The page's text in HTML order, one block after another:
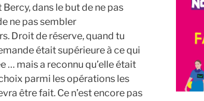
dans le but de ne pas
ne pas sembler
Droit de réserve, quand tu
était supérieure à ce qui
… mais a reconnu qu’elle était
parmi les opérations les
être fait. Ce n’est encore pas